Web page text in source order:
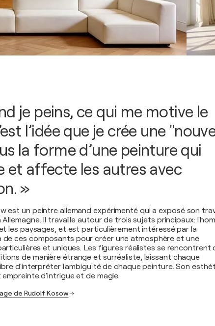
je peins, ce qui me motive le
l’idée que je crée une
la forme d’une peinture qui
et affecte les autres avec
»
est un peintre allemand expérimenté qui a exposé son
Allemagne. Il travaille autour de trois sujets principaux:
les paysages, et est particulièrement intéressé par la
de ces composants pour créer une atmosphère et une
et uniques. Les figures réalistes se rencontrent
de manière étrange et surréaliste, laissant chaque
d'interpréter l'ambiguïté de chaque peinture. Son
empreinte d'intrigue et de magie.
de Rudolf Kosow